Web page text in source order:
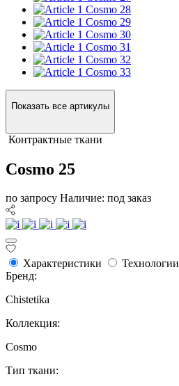
Cosmo 28
Cosmo 29
Cosmo 30
Cosmo 31
Cosmo 32
Cosmo 33
Показать все артикулы
Контрактные ткани
Cosmo 25
по запросу Наличие: под заказ
Характеристики
Технологии
Бренд:
Chistetika
Коллекция:
Cosmo
Тип ткани: